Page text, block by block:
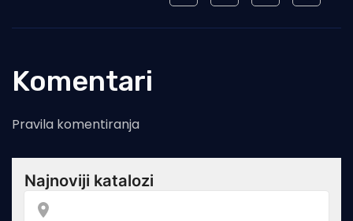
Komentari
Pravila komentiranja